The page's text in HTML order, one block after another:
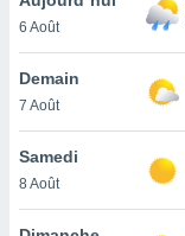
et
»,
au
vous
qu'ils
ou
6 Août
Demain
7 Août
Samedi
8 Août